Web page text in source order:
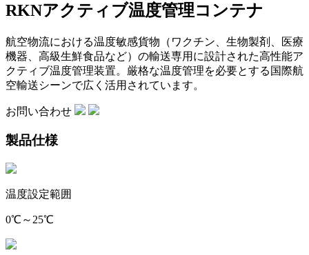
RKNアクティブ温度管理コンテナ
航空物流における温度敏感貨物（ワクチン、生物製剤、医療
機器、高級生鮮食品など）の輸送専用に設計された高性能ア
クティブ温度管理装置。厳格な温度管理を必要とする国際航
空輸送シーンで広く活用されています。
お問い合わせ
製品仕様
温度設定範囲
0℃～25℃